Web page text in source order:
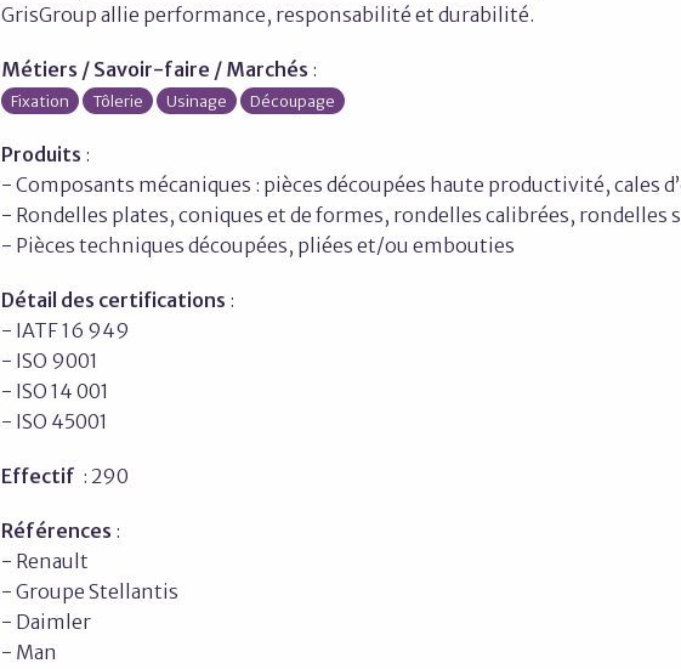
GrisGroup allie performance, responsabilité et durabilité.
Métiers / Savoir-faire / Marchés :
Fixation Tôlerie Usinage Découpage
Produits :
- Composants mécaniques : pièces découpées haute productivité, cales
- Rondelles plates, coniques et de formes, rondelles calibrées, rondelles
- Pièces techniques découpées, pliées et/ou embouties
Détail des certifications :
- IATF 16 949
- ISO 9001
- ISO 14 001
- ISO 45001
Effectif : 290
Références :
- Renault
- Groupe Stellantis
- Daimler
- Man